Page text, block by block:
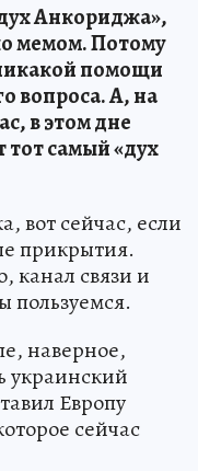
Анкориджа»,
мемом. Потому
помощи
вопроса. А, на
в этом дне
самый «дух
вот сейчас, если
прикрытия.
канал связи и
пользуемся.
наверное,
украинский
Европу
сейчас